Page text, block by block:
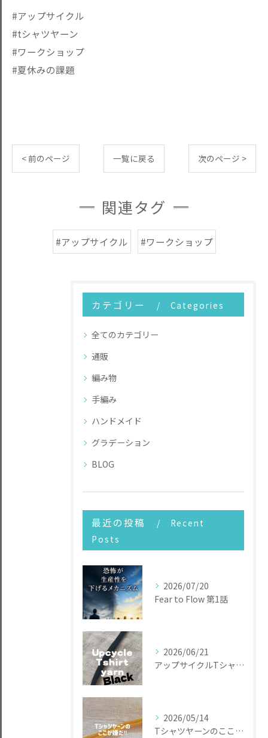
#アップサイクル
#tシャツヤーン
#ワークショップ
#夏休みの課題
< 前のページ 一覧に戻る 次のページ >
関連タグ
#アップサイクル #ワークショップ
カテゴリー Categories
全てのカテゴリー
通販
編み物
手編み
ハンドメイド
グラデーション
BLOG
最近の投稿
Recent
Posts
2026/07/20
Fear to Flow 第1話
2026/06/21
アップサイクルTシャツヤーン
2026/05/14
Tシャツヤーンのここが嫌だ